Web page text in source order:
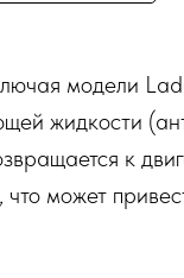
модели
жидкости
к
может